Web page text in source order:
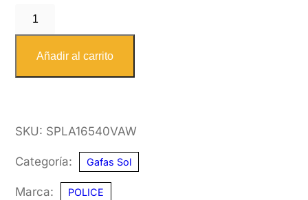
POLICE
SPLA16
0VAW
54
Añadir al carrito
SKU: SPLA16540VAW
Categoría: Gafas Sol
Marca: POLICE